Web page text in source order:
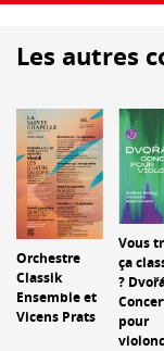
Les autres
Orchestre
Classik
Ensemble et
Vicens Prats
Vous
ça
?
pour